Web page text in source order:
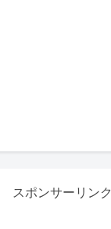
スポンサーリンク